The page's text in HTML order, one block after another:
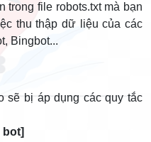
file robots.txt mà bạn
thu thập dữ liệu của các
Bingbot...
sẽ bị áp dụng các quy tắc
bot]